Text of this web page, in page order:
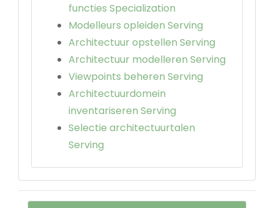
functies Specialization
Modelleurs opleiden Serving
Architectuur opstellen Serving
Architectuur modelleren Serving
Viewpoints beheren Serving
Architectuurdomein
inventariseren Serving
Selectie architectuurtalen
Serving